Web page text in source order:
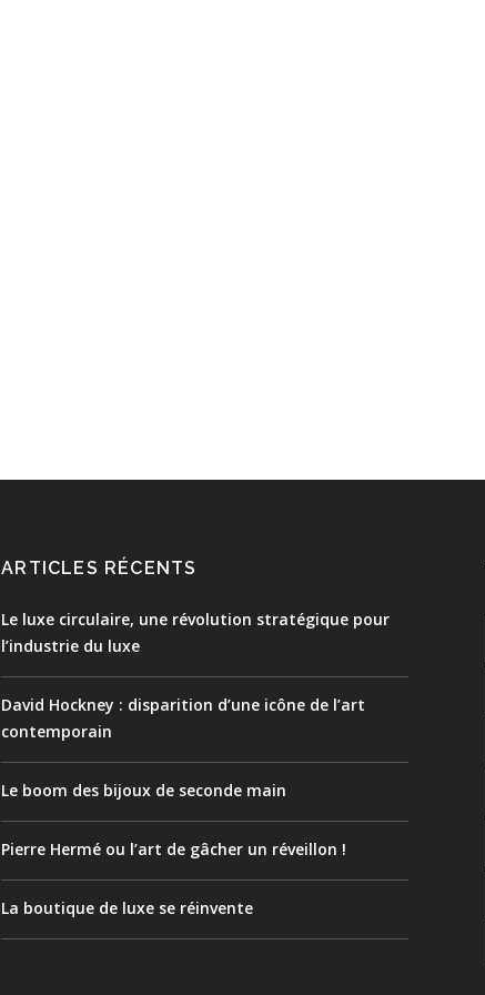
ARTICLES RÉCENTS
Le luxe circulaire, une révolution stratégique pour
l’industrie du luxe
David Hockney : disparition d’une icône de l’art
contemporain
Le boom des bijoux de seconde main
Pierre Hermé ou l’art de gâcher un réveillon !
La boutique de luxe se réinvente